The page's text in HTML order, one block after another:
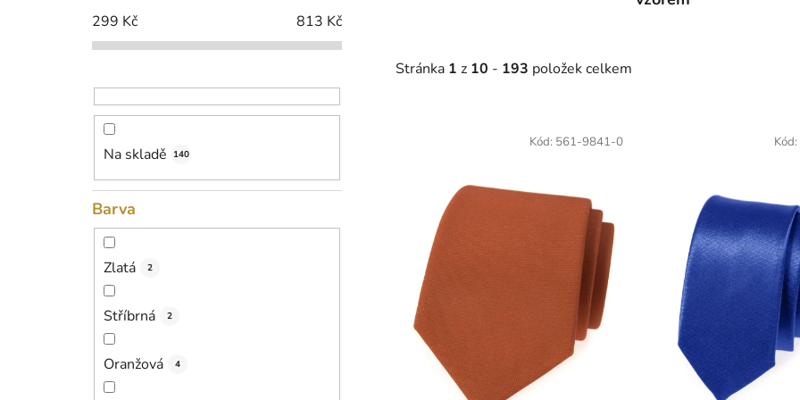
299 Kč 813 Kč
Na skladě 140
Barva
Zlatá 2
Stříbrná 2
Oranžová 4
Stránka 1 z 10 - 193 položek celkem
Kód: 561-9841-0 Kód: